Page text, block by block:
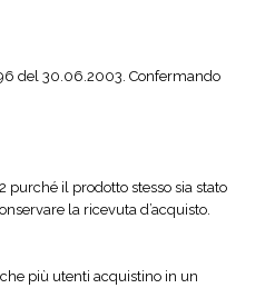
del 30.06.2003. Confermando
il prodotto stesso sia stato
la ricevuta d’acquisto.
più utenti acquistino in un